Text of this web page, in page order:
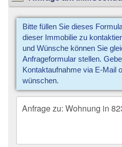
Bitte füllen Sie dieses
dieser Immobilie zu
und Wünsche können Sie
Anfrageformular stellen.
Kontaktaufnahme via E-Mail
wünschen.